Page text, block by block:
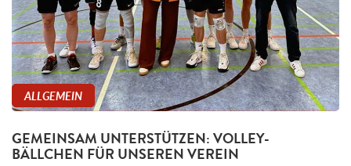
ALLGEMEIN
GEMEINSAM UNTERSTÜTZEN: VOLLEY-
BÄLLCHEN FÜR UNSEREN VEREIN